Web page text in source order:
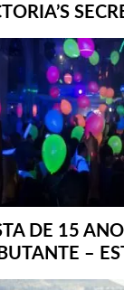
DE 15
–